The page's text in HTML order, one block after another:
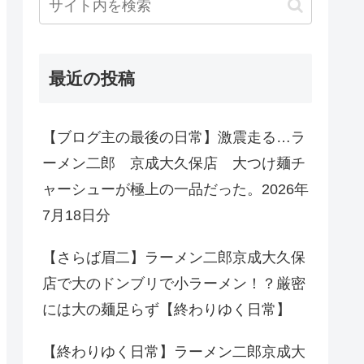
最近の投稿
【ブログ主の最後の日常】激震走る…ラ
ーメン二郎 京成大久保店 大つけ麺チ
ャーシューが極上の一品だった。2026年
7月18日分
【さらば眉二】ラーメン二郎京成大久保
店で大のドンブリで小ラーメン！？厳密
には大の麺足らず【終わりゆく日常】
【終わりゆく日常】ラーメン二郎京成大